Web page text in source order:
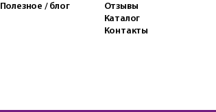
Полезное / блог
Отзывы
Каталог
Контакты